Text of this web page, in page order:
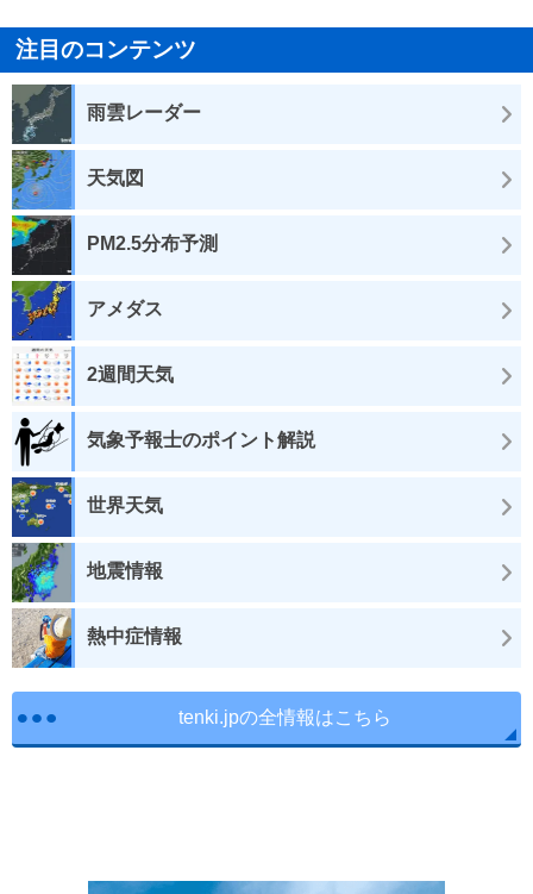
注目のコンテンツ
雨雲レーダー
天気図
PM2.5分布予測
アメダス
2週間天気
気象予報士のポイント解説
世界天気
地震情報
熱中症情報
tenki.jpの全情報はこちら